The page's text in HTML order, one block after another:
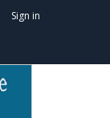
Sign in